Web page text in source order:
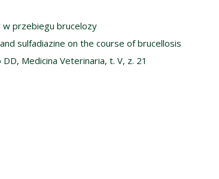
w przebiegu brucelozy
sulfadiazine on the course of brucellosis
Medicina Veterinaria, t. V, z. 21